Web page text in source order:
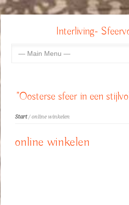
Interliving-
"Oosterse sfeer in een
Start/ online winkelen
online winkelen